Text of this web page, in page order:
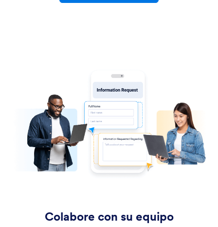
Colabore con su equipo